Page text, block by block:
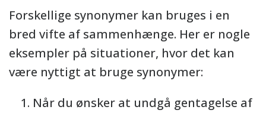
Forskellige synonymer kan bruges i en
bred vifte af sammenhænge. Her er nogle
eksempler på situationer, hvor det kan
være nyttigt at bruge synonymer:
Når du ønsker at undgå gentagelse af